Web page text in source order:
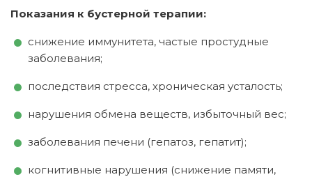
Показания к бустерной терапии:
снижение иммунитета, частые простудные
заболевания;
последствия стресса, хроническая усталость;
нарушения обмена веществ, избыточный вес;
заболевания печени (гепатоз, гепатит);
когнитивные нарушения (снижение памяти,